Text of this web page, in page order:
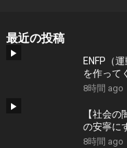
最近の投稿
ENFP（
を作って
8時間 ago
【社会
の安寧に
8時間 ago